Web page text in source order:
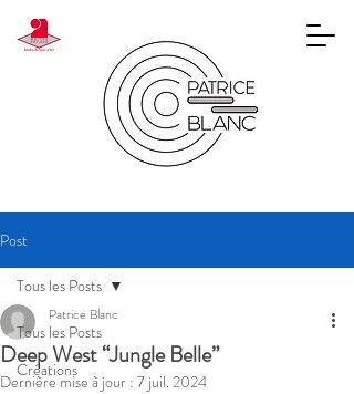
Post
Tous les Posts
Créations
Tous les Posts
Deep West “Jungle Belle”
Patrice Blanc
Dernière mise à jour : 7 juil. 2024